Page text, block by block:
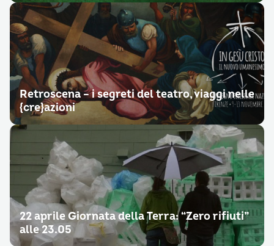
Retroscena – i segreti del teatro, viaggi nelle
{cre}azioni
22 aprile Giornata della Terra: “Zero rifiuti”
alle 23.05